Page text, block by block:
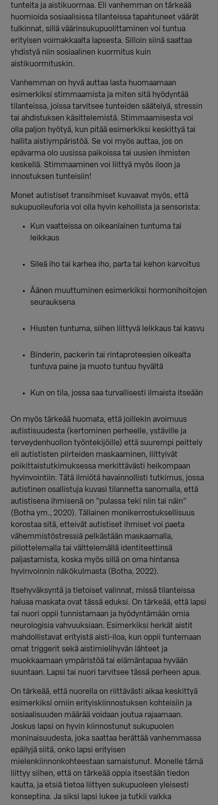
tunteita ja aistikuormaa. Eli vanhemman on tärkeää
huomioida sosiaalisissa tilanteissa tapahtuneet väärät
tulkinnat, sillä väärinsukupuolittaminen voi tuntua
erityisen voimakkaalta lapsesta. Silloin siinä saattaa
yhdistyä niin sosiaalinen kuormitus kuin
aistikuormituskin.
Vanhemman on hyvä auttaa lasta huomaamaan
esimerkiksi stimmaamista ja miten sitä hyödyntää
tilanteissa, joissa tarvitsee tunteiden säätelyä, stressin
tai ahdistuksen käsittelemistä. Stimmaamisesta voi
olla paljon hyötyä, kun pitää esimerkiksi keskittyä tai
hallita aistiympäristöä. Se voi myös auttaa, jos on
epävarma olo uusissa paikoissa tai uusien ihmisten
keskellä. Stimmaaminen voi liittyä myös iloon ja
innostuksen tunteisiin!
Monet autistiset transihmiset kuvaavat myös, että
sukupuolieuforia voi olla hyvin kehollista ja sensorista:
Kun vaatteissa on oikeanlainen tuntuma tai
leikkaus
Sileä ihotai karhea iho, parta tai kehon karvoitus
Äänen muuttuminen esimerkiksi hormonihoitojen
seurauksena
Hiusten tuntuma, siihen liittyvä leikkaus tai kasvu
Binderin, packerin tai rintaproteesien oikealta
tuntuva paine ja muoto tuntuu hyvältä
Kun on tila, jossa saa turvallisesti ilmaista itseään
On myös tärkeää huomata, että joillekin avoimuus
autistisuudesta (kertominen perheelle, ystäville ja
terveydenhuollon työntekijöille) että suurempi peittely
eli autististen piirteiden maskaaminen, liittyivät
poikittaistutkimuksessa merkittävästi heikompaan
hyvinvointiin. Tätä ilmiötä havainnollisti tutkimus, jossa
autistinen osallistuja kuvasi tilannetta sanomalla, että
autistisena ihmisenä on ”pulassa teki niin tai näin”
(Botha ym., 2020). Tällainen monikerrostuksellisuus
korostaa sitä, etteivät autistiset ihmiset voi paeta
vähemmistöstressiä pelkästään maskaamalla,
piilottelemalla tai välttelemällä identiteettinsä
paljastamista, koska myös sillä on oma hintansa
hyvinvoinnin näkökulmasta (Botha, 2022).
Itsehyväksyntä ja tietoiset valinnat, missä tilanteissa
haluaa maskata ovat tässä eduksi. On tärkeää, että lapsi
tai nuori oppii tunnistamaan ja hyödyntämään omia
neurologisia vahvuuksiaan. Esimerkiksi herkät aistit
mahdollistavat erityistä aisti-iloa, kun oppii tuntemaan
omat triggerit sekä aistimielihyvän lähteet ja
muokkaamaan ympäristöä tai elämäntapaa hyvään
suuntaan. Lapsi tai nuori tarvitsee tässä perheen apua.
On tärkeää, että nuorella on riittävästi aikaa keskittyä
esimerkiksi omiin erityiskiinnostuksen kohteisiin ja
sosiaalisuuden määrää voidaan joutua rajaamaan.
Joskus lapsi on hyvin kiinnostunut sukupuolen
moninaisuudesta, joka saattaa herättää vanhemmassa
epäilyjä siitä, onko lapsi erityisen
mielenkiinnonkohteestaan samaistunut. Monelle tämä
liittyy siihen, että on tärkeää oppia itsestään tiedon
kautta, ja etsiä tietoa liittyen sukupuoleen yleisesti
konseptina.Ja siksi lapsi lukee ja tutkii vaikka